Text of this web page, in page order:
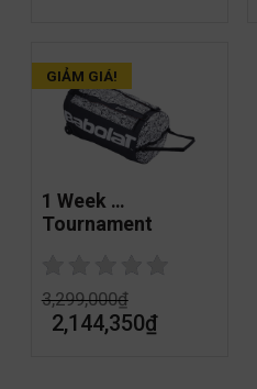
GIẢM GIÁ!
1 Week
Tournament
3,299,000₫
2,144,350₫